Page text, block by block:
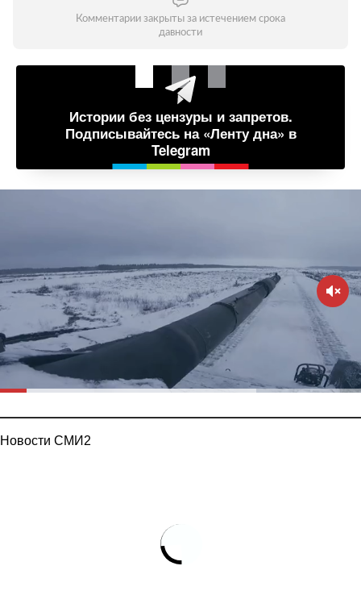
Комментарии закрыты за истечением срока
давности
Истории без цензуры и запретов.
Подписывайтесь на «Ленту дна» в
Telegram
Новости СМИ2